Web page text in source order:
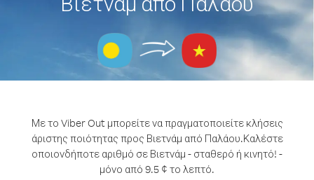
Με το Viber Out μπορείτε να πραγματοποιείτε κλήσεις
άριστης ποιότητας προς Βιετνάμ από Παλάου.Καλέστε
οποιονδήποτε αριθμό σε Βιετνάμ - σταθερό ή κινητό! -
μόνο από 9.5 ¢ το λεπτό.